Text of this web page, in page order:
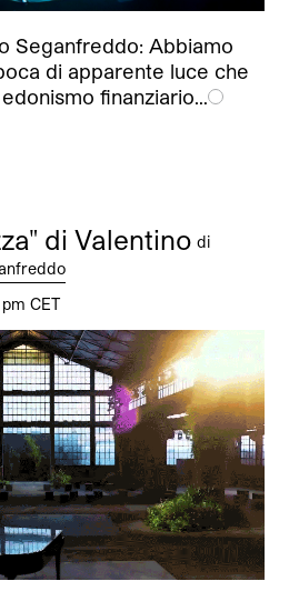
Seganfreddo: Abbiamo
di apparente luce che
finanziario…
di Valentino di
CET